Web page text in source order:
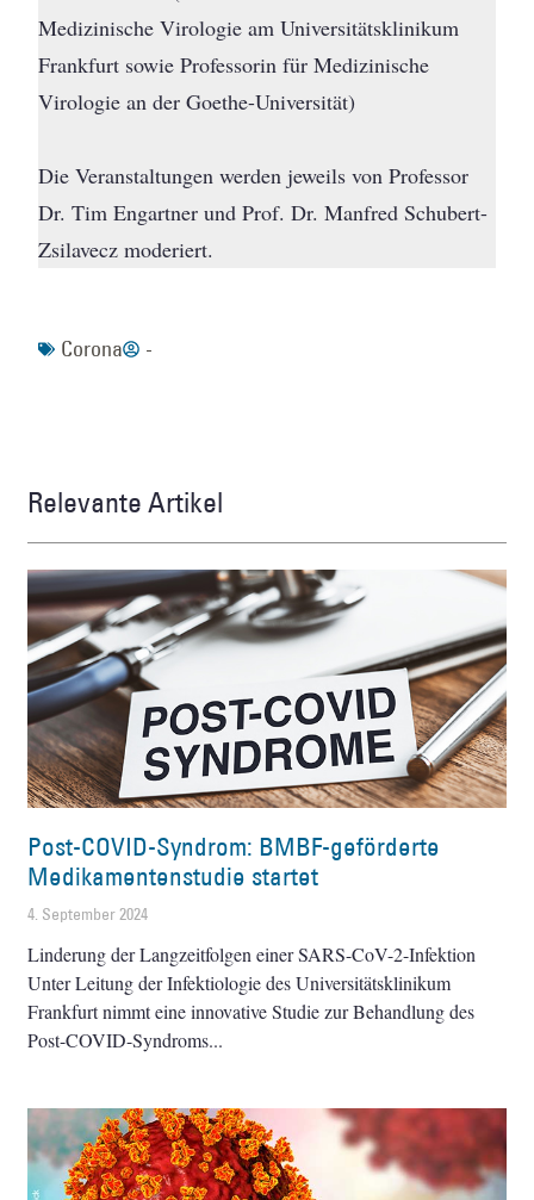
Medizinische Virologie am Universitätsklinikum
Frankfurt sowie Professorin für Medizinische
Virologie an der Goethe-Universität)
Die Veranstaltungen werden jeweils von Professor
Dr. Tim Engartner und Prof. Dr. Manfred Schubert-
Zsilavecz moderiert.
Corona -
Relevante Artikel
Post-COVID-Syndrom: BMBF-geförderte
Medikamentenstudie startet
4. September 2024
Linderung der Langzeitfolgen einer SARS-CoV-2-Infektion
Unter Leitung der Infektiologie des Universitätsklinikum
Frankfurt nimmt eine innovative Studie zur Behandlung des
Post-COVID-Syndroms